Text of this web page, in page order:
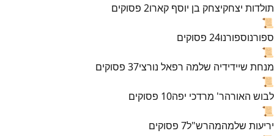
תולדות יצחקיצחק בן יוסף קארו2 פסוקים
📜
ספורנוספורנו24 פסוקים
📜
מנחת שיידידיה שלמה רפאל נורצי37 פסוקים
📜
לבוש האורהר' מרדכי יפה10 פסוקים
📜
יריעות שלמהמהרש"ל7 פסוקים